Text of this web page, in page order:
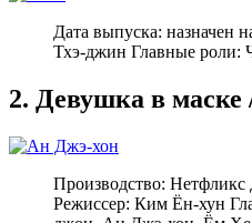
Дата выпуска: назначен
Тхэ-джин Главные роли:
2. Девушка в маске
Производство: Нетфликс
Режиссер: Ким Ён-хун